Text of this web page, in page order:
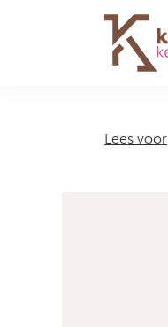
Navigation
Lees voor